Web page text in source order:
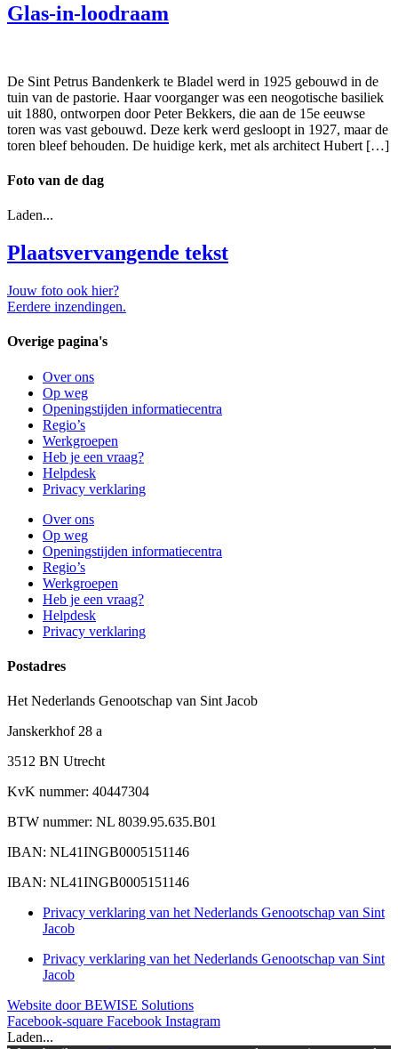
Glas-in-loodraam
De Sint Petrus Bandenkerk te Bladel werd in 1925 gebouwd in de
tuin van de pastorie. Haar voorganger was een neogotische basiliek
uit 1880, ontworpen door Peter Bekkers, die aan de 15e eeuwse
toren was vast gebouwd. Deze kerk werd gesloopt in 1927, maar de
toren bleef behouden. De huidige kerk, met als architect Hubert […]
Foto van de dag
Laden...
Plaatsvervangende tekst
Jouw foto ook hier?
Eerdere inzendingen.
Overige pagina's
Over ons
Op weg
Openingstijden informatiecentra
Regio’s
Werkgroepen
Heb je een vraag?
Helpdesk
Privacy verklaring
Over ons
Op weg
Openingstijden informatiecentra
Regio’s
Werkgroepen
Heb je een vraag?
Helpdesk
Privacy verklaring
Postadres
Het Nederlands Genootschap van Sint Jacob
Janskerkhof 28 a
3512 BN Utrecht
KvK nummer: 40447304
BTW nummer: NL 8039.95.635.B01
IBAN: NL41INGB0005151146
IBAN: NL41INGB0005151146
Privacy verklaring van het Nederlands Genootschap van Sint
Jacob
Privacy verklaring van het Nederlands Genootschap van Sint
Jacob
Website door BEWISE Solutions
Facebook-square Facebook Instagram
Laden...